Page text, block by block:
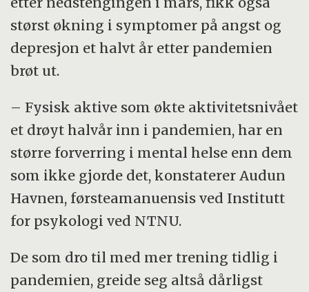
størst økning i symptomer på angst og
depresjon et halvt år etter pandemien
brøt ut.
– Fysisk aktive som økte aktivitetsnivået
et drøyt halvår inn i pandemien, har en
større forverring i mental helse enn dem
som ikke gjorde det, konstaterer Audun
Havnen, førsteamanuensis ved Institutt
for psykologi ved NTNU.
De som dro til med mer trening tidlig i
pandemien, greide seg altså dårligst